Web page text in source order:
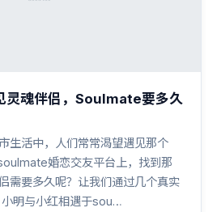
灵魂伴侣，Soulmate要多久
生活中，人们常常渴望遇见那个
婚恋交友平台上，找到那
需要多久呢？让我们通过几个真实
明与小红相遇于sou…